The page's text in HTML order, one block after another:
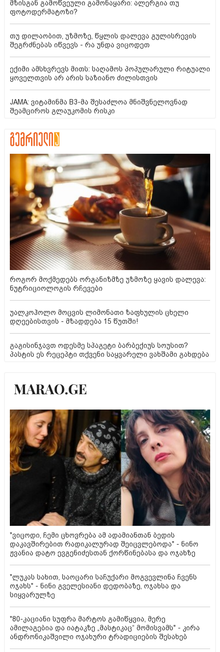
მზისგან გამოწვეული გამონაყარი: ალერგია თუ
ფოტოდერმატოზი?
თუ დილაობით, უზმოზე, წყლის დალევა გულისრევის
შეგრძნებას იწვევს - რა უნდა ვიცოდეთ
ექიმი ამსხვრევს მითს: საღამოს პოპულარული რიტუალი
ყოველთვის არ არის საზიანო ძილისთვის
JAMA: ვიტამინმა B3-მა შესაძლოა მნიშვნელოვნად
შეამციროს გლაუკომის რისკი
როგორ მოქმედებს ორგანიზმზე უზმოზე ყავის დალევა:
ნუტრიციოლოგის რჩევები
უალკოჰოლო მოცვის ლიმონათი ზაფხულის ცხელი
დღეებისთვის - მზადდება 15 წუთში!
გაგისინჯავთ ოდესმე სპაგეტი ბარბექიუს სოუსით?
პასტის ეს რეცეპტი თქვენი საყვარელი ვახშამი გახდება
"ვიცოდი, ჩემი ცხოვრება ამ ადამიანთან ბედის
დაკავშირებით რადიკალურად შეიცვლებოდა" - ნინო
ჟვანია დატო ევგენიძესთან ქორწინებასა და ოჯახზე
"ლუკას სახით, საოცარი საჩუქარი მოგვევლინა ჩვენს
ოჯახს" - ნინი გველესიანი დედობაზე, ოჯახსა და
სიყვარულზე
"80-კაციანი სუფრა მარტოს გამიწყვია, მერე
ამილაგებია და იატაკზე „მასტიკაც“ მომისვამს" - კირა
ანდრონიკაშვილი ოჯახური ტრადიციების შესახებ